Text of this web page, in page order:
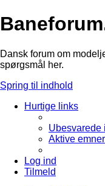
Dansk forum om
spørgsmål her.
Spring til indhold
Hurtige links
Aktive emner
Log ind
Tilmeld